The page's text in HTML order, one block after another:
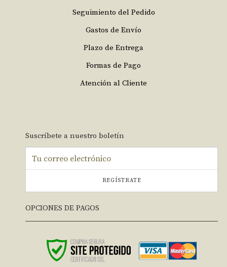
Seguimiento del Pedido
Gastos de Envío
Plazo de Entrega
Formas de Pago
Atención al Cliente
Suscríbete a nuestro boletín
REGÍSTRATE
OPCIONES DE PAGOS